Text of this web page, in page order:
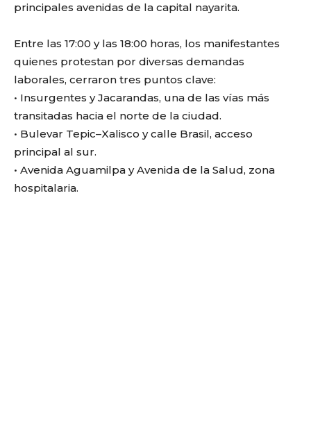
principales avenidas de la capital nayarita.
Entre las 17:00 y las 18:00 horas, los manifestantes
quienes protestan por diversas demandas
laborales, cerraron tres puntos clave:
• Insurgentes y Jacarandas, una de las vías más
transitadas hacia el norte de la ciudad.
• Bulevar Tepic–Xalisco y calle Brasil, acceso
principal al sur.
• Avenida Aguamilpa y Avenida de la Salud, zona
hospitalaria.